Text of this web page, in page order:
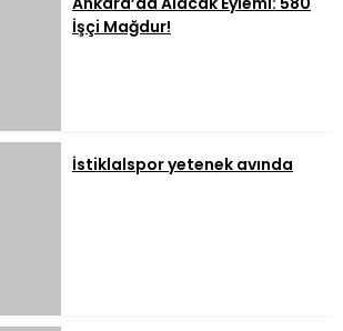
İşçi Mağdur!
İstiklalspor yetenek avında